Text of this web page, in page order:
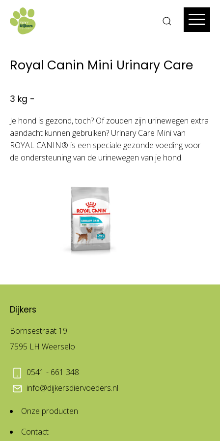
Royal Canin Mini Urinary Care
3 kg -
Je hond is gezond, toch? Of zouden zijn urinewegen extra
aandacht kunnen gebruiken? Urinary Care Mini van
ROYAL CANIN® is een speciale gezonde voeding voor
de ondersteuning van de urinewegen van je hond.
Dijkers
Bornsestraat 19
7595 LH Weerselo
0541 - 661 348
info@dijkersdiervoeders.nl
Onze producten
Contact